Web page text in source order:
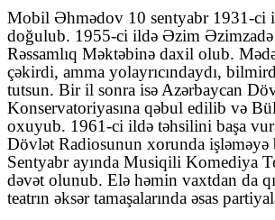
Mobil Əhmədov 10 sentyabr 1931-ci
doğulub. 1955-ci ildə Əzim Əzimzadə
Rəssamlıq Məktəbinə daxil olub.
çəkirdi, amma yolayrıcındaydı,
tutsun. Bir il sonra isə Azərbaycan
Konservatoriyasına qəbul edilib və
oxuyub. 1961-ci ildə təhsilini başa
Dövlət Radiosunun xorunda işləməyə
Sentyabr ayında Musiqili Komediya
dəvət olunub. Elə həmin vaxtdan da
teatrın əksər tamaşalarında əsas